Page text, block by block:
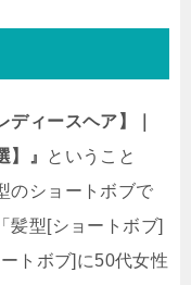
ディースヘア】｜
』
ということ
のショートボブで
髪型[ショートボブ]
トボブ]に50代女性